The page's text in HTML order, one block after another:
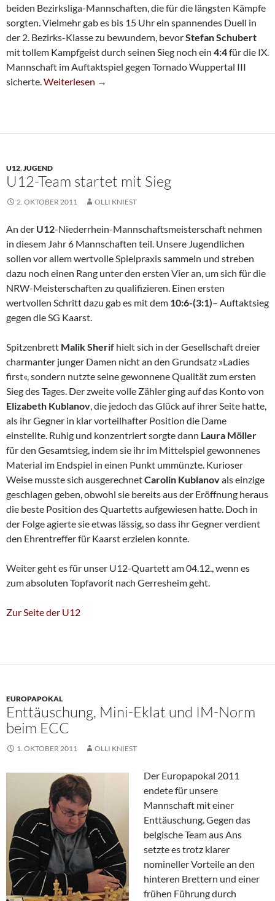
beiden Bezirksliga-Mannschaften, die für die längsten Kämpfe
sorgten. Vielmehr gab es bis 15 Uhr ein spannendes Duell in
der 2. Bezirks-Klasse zu bewundern, bevorStefan Schubert
mit tollem Kampfgeist durch seinen Sieg noch ein 4:4für die IX.
Mannschaft im Auftaktspiel gegen Tornado Wuppertal III
sicherte.»Schach-Väter« Sichern 4:4
Weiterlesen →
U12,JUGEND
U12-Team startet mit Sieg
2. OKTOBER 2011 OLLI KNIEST
An der U12-Niederrhein-Mannschaftsmeisterschaft nehmen
in diesem Jahr 6 Mannschaften teil. Unsere Jugendlichen
sollen vor allem wertvolle Spielpraxis sammeln und streben
dazu noch einen Rang unter den ersten Vier an, um sich für die
NRW-Meisterschaften zu qualifizieren. Einen ersten
wertvollen Schritt dazu gab es mit dem 10:6-(3:1)– Auftaktsieg
gegen die SG Kaarst.
Spitzenbrett Malik Sherif hielt sich in der Gesellschaft dreier
charmanter junger Damen nicht an den Grundsatz »Ladies
first«, sondern nutzte seine gewonnene Qualität zum ersten
Sieg des Tages. Der zweite volle Zähler ging auf das Konto von
Elizabeth Kublanov, die jedoch das Glück auf ihrer Seite hatte,
als ihr Gegner in klar vorteilhafter Position die Dame
einstellte. Ruhig und konzentriert sorgte dann Laura Möller
für den Gesamtsieg, indem sie ihr im Mittelspiel gewonnenes
Material im Endspiel in einen Punkt ummünzte. Kurioser
Weise musste sich ausgerechnetCarolin Kublanovals einzige
geschlagen geben, obwohl sie bereits aus der Eröffnung heraus
die beste Position des Quartetts aufgewiesen hatte. Doch in
der Folge agierte sie etwas lässig, so dass ihr Gegner verdient
den Ehrentreffer für Kaarst erzielen konnte.
Weiter geht es für unser U12-Quartett am 04.12., wenn es
zum absoluten Topfavorit nach Gerresheim geht.
Zur Seite der U12
EUROPAPOKAL
Enttäuschung, Mini-Eklat und IM-Norm
beim ECC
1. OKTOBER 2011 OLLI KNIEST
Der Europapokal 2011
endete für unsere
Mannschaft mit einer
Enttäuschung. Gegen das
belgische Team aus Ans
setzte es trotz klarer
nomineller Vorteile an den
hinteren Brettern und einer
frühen Führung durch